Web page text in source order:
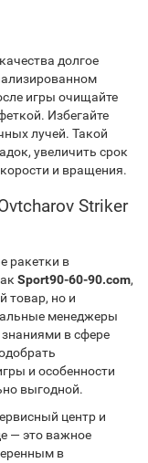
долгое
игры очищайте
Избегайте
лучей. Такой
увеличить срок
и вращения.
Striker
ракетки в
Sport90-60-90.com,
товар, но и
менеджеры
в сфере
и особенности
выгодной.
центр и
— это важное
в